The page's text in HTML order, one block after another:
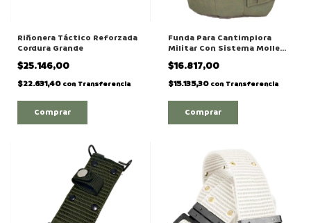
Riñonera Táctico Reforzada
Cordura Grande
$25.146,00
$22.631,40 con Transferencia
Comprar
Funda Para Cantimplora
Militar Con Sistema Molle
Camuflada y Lisa
$16.817,00
$15.135,30 con Transferencia
Comprar